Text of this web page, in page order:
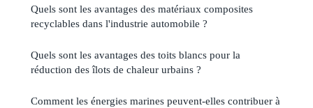
Quels sont les avantages des matériaux composites
recyclables dans l'industrie automobile ?
Quels sont les avantages des toits blancs pour la
réduction des îlots de chaleur urbains ?
Comment les énergies marines peuvent-elles contribuer à